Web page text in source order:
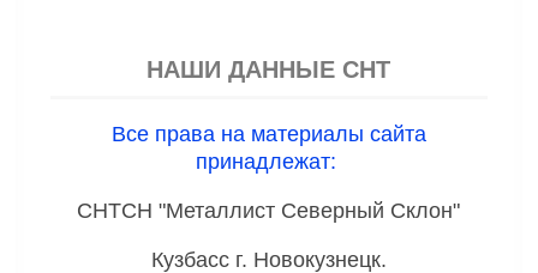
НАШИ ДАННЫЕ СНТ
Все права на материалы сайта
принадлежат:
СНТСН "Металлист Северный Склон"
Кузбасс г. Новокузнецк.